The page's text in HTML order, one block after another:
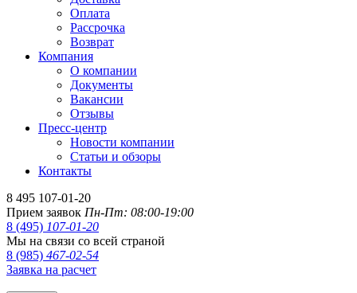
Оплата
Рассрочка
Возврат
Компания
О компании
Документы
Вакансии
Отзывы
Пресс-центр
Новости компании
Статьи и обзоры
Контакты
8 495 107-01-20
Прием заявок Пн-Пт: 08:00-19:00
8 (495) 107-01-20
Мы на связи со всей страной
8 (985) 467-02-54
Заявка на расчет